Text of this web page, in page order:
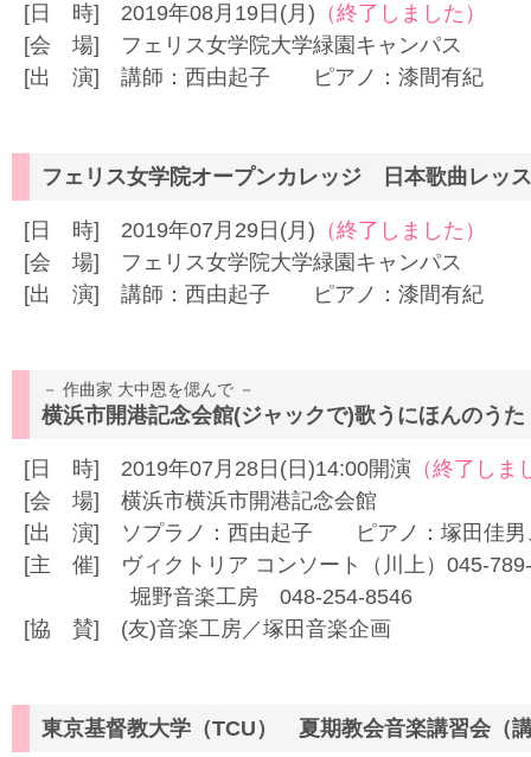
[日 時] 2019年08月19日(月) （終了しました）
[会 場] フェリス女学院大学緑園キャンパス
[出 演] 講師：西由起子 ピアノ：漆間有紀
フェリス女学院オープンカレッジ 日本歌曲レッ
[日 時] 2019年07月29日(月) （終了しました）
[会 場] フェリス女学院大学緑園キャンパス
[出 演] 講師：西由起子 ピアノ：漆間有紀
－ 作曲家 大中恩を偲んで －
横浜市開港記念会館(ジャックで)歌うにほんのうた
[日 時] 2019年07月28日(日)14:00開演 （終了しま
[会 場] 横浜市横浜市開港記念会館
[出 演] ソプラノ：西由起子 ピアノ：塚田佳男
[主 催] ヴィクトリア コンソート（川上）045-
堀野音楽工房 048-254-8546
[協 賛] (友)音楽工房／塚田音楽企画
東京基督教大学（TCU） 夏期教会音楽講習会（